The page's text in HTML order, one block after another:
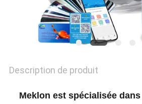
POLITIQUE
Description de produit
Meklon est spécialisée